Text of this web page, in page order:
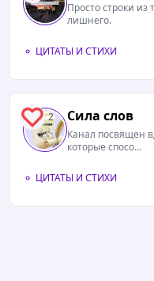
Просто строки
лишнего.
ЦИТАТЫ И СТИХИ
2 Сила слов
Канал посвящен
которые спосо...
ЦИТАТЫ И СТИХИ